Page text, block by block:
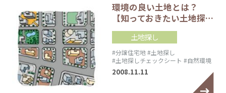
環境の良い土地とは？
【知っておきたい土地探…
土地探し
#分譲住宅地#土地探し
#土地探しチェックシート #自然環境
2008.11.11